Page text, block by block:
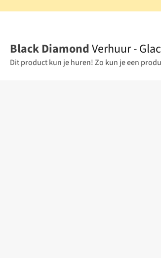
Black DiamondVerhuur -
Dit product kun je huren! Zo kun je een